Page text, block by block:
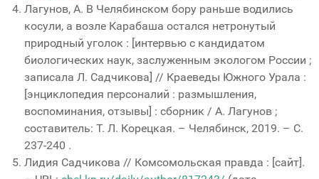
Лагунов, А. В Челябинском бору раньше водились
косули, а возле Карабаша остался нетронутый
природный уголок : [интервью с кандидатом
биологических наук, заслуженным экологом России ;
записала Л. Садчикова] // Краеведы Южного Урала :
[энциклопедия персоналий : размышления,
воспоминания, отзывы] : сборник / А. Лагунов ;
составитель: Т. Л. Корецкая. – Челябинск, 2019. – С.
237-240 .
Лидия Садчикова // Комсомольская правда : [сайт].